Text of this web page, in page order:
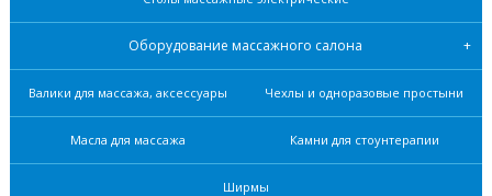
Оборудование массажного салона
Валики для массажа, аксессуары Чехлы и одноразовые простыни
Масла для массажа Камни для стоунтерапии
Ширмы